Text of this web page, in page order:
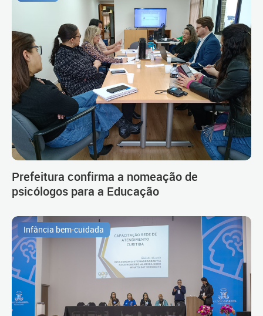
Prefeitura confirma a nomeação de
psicólogos para a Educação
Infância bem-cuidada